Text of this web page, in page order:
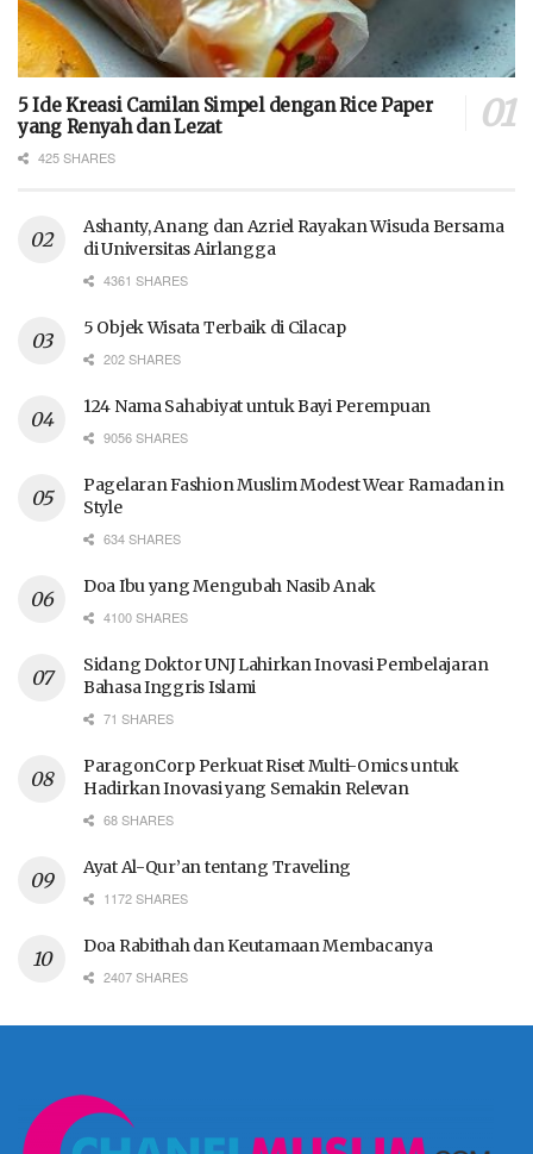
5 Ide Kreasi Camilan Simpel dengan Rice Paper
yang Renyah dan Lezat
425 SHARES
Ashanty, Anang dan Azriel Rayakan Wisuda Bersama
di Universitas Airlangga
4361 SHARES
5 Objek Wisata Terbaik di Cilacap
202 SHARES
124 Nama Sahabiyat untuk Bayi Perempuan
9056 SHARES
Pagelaran Fashion Muslim Modest Wear Ramadan in
Style
634 SHARES
Doa Ibu yang Mengubah Nasib Anak
4100 SHARES
Sidang Doktor UNJ Lahirkan Inovasi Pembelajaran
Bahasa Inggris Islami
71 SHARES
ParagonCorp Perkuat Riset Multi-Omics untuk
Hadirkan Inovasi yang Semakin Relevan
68 SHARES
Ayat Al-Qur’an tentang Traveling
1172 SHARES
Doa Rabithah dan Keutamaan Membacanya
2407 SHARES